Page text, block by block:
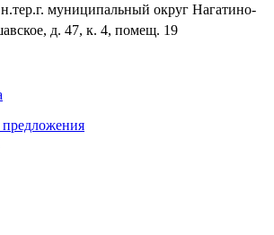
муниципальный округ Нагатино-
д. 47, к. 4, помещ. 19